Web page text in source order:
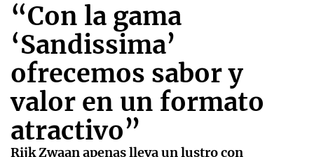
“Con la gama
‘Sandissima’
ofrecemos sabor y
valor en un formato
atractivo”
Rijk Zwaan apenas lleva un lustro con